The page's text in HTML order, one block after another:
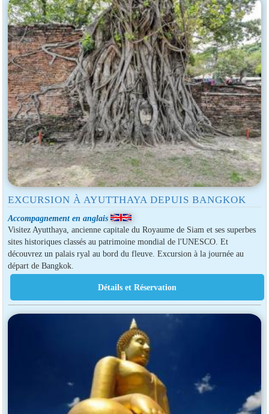
EXCURSION À AYUTTHAYA DEPUIS BANGKOK
Accompagnement en anglais
Visitez Ayutthaya, ancienne capitale du Royaume de Siam et ses superbes
sites historiques classés au patrimoine mondial de l'UNESCO. Et
découvrez un palais ryal au bord du fleuve. Excursion à la journée au
départ de Bangkok.